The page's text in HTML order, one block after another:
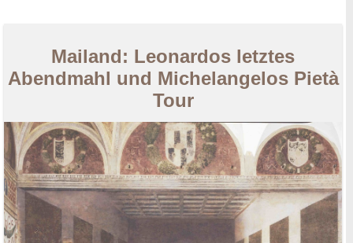
Mailand: Leonardos letztes
Abendmahl und Michelangelos Pietà
Tour